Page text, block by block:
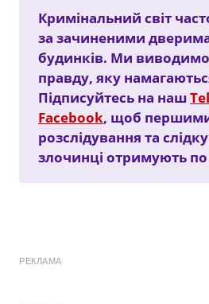
Кримінальний світ
за зачиненими
будинків. Ми виводимо
правду, яку
Підписуйтесь на наш
Facebook, щоб першими
розслідування та
злочинці отримують по
РЕКЛАМА